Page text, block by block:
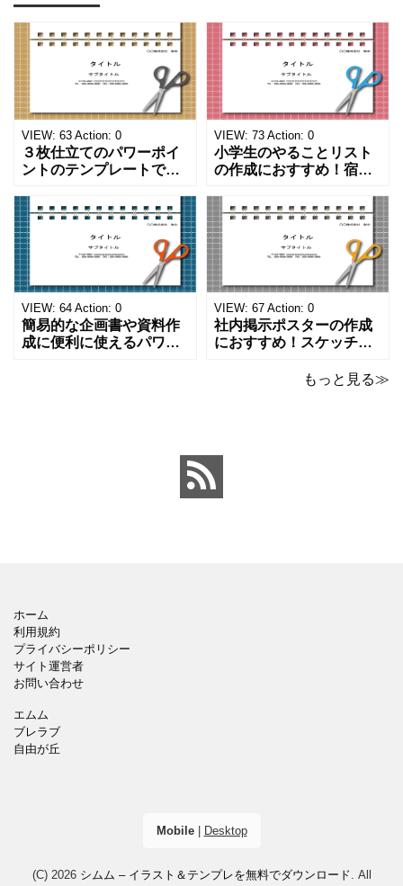
VIEW: 63 Action: 0
３枚仕立てのパワーポイ
ントのテンプレートで
ペンのワンポイントイラ
ストが描かれています。
ご案内やお知らせなど簡
単な資料を時短で作成で
きる便利なフォーマット
になります。 文房具好き
の方、掲示ポスターを作
成をされたい方におす
VIEW: 73 Action: 0
小学生のやることリスト
の作成におすすめ！宿題
事をまとめたい時のフォ
ーマットにおすすめしま
す。 ノートタイプのフォ
ーマットで文字入れをし
やすく、壁に貼ってもか
わいいデザインです。お
子さんが見てもテンショ
ンが上がるテンプレ
VIEW: 64 Action: 0
簡易的な企画書や資料作
成に便利に使えるパワー
VIEW: 67 Action: 0
社内掲示ポスターの作成
におすすめ！スケッチブ
なパワーポイントのテン
トにおすすめします。 ダ
ウンロードしてテキス
もっと見る≫
ホーム
利用規約
プライバシーポリシー
サイト運営者
お問い合わせ
エムム
ブレラブ
自由が丘
Mobile| Desktop
(C) 2026 シムム – イラスト＆テンプレを無料でダウンロード . All